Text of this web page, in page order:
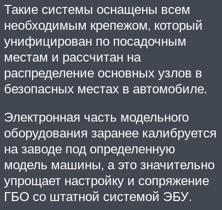
Такие системы оснащены всем
необходимым крепежом, который
унифицирован по посадочным
местам и рассчитан на
распределение основных узлов в
безопасных местах в автомобиле.
Электронная часть модельного
оборудования заранее калибруется
на заводе под определенную
модель машины, а это значительно
упрощает настройку и сопряжение
ГБО со штатной системой ЭБУ.